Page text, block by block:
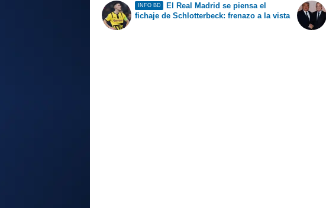
INFO BD
El Real Madrid se piensa el
fichaje de Schlotterbeck: frenazo a la vista